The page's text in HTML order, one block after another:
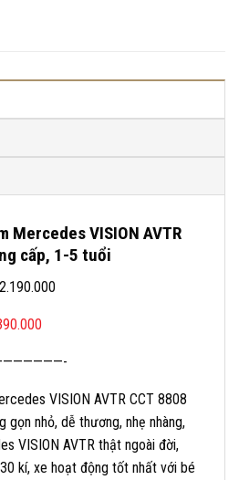
Mercedes VISION AVTR
cấp, 1-5 tuổi
VISION AVTR CCT 8808
nhỏ, dễ thương, nhẹ nhàng,
VISION AVTR thật ngoài đời,
kí, xe hoạt động tốt nhất với bé